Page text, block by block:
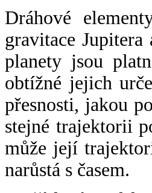
Dráhové
gravitace
planety jsou
obtížné jejich
přesnosti, jakou
stejné trajektorii
může její
narůstá s časem.